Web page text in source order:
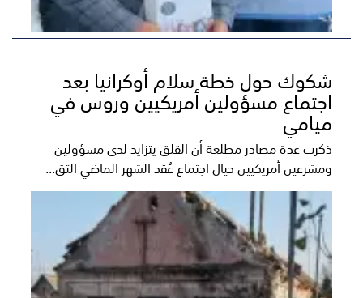
شكوك حول خطة سلام أوكرانيا بعد
اجتماع مسؤولين أمريكيين وروس في
ميامي
ذكرت عدة مصادر مطلعة أن القلق يتزايد لدى مسؤولين
ومشرعين أمريكيين حيال اجتماع عُقد الشهر الماضي التق...